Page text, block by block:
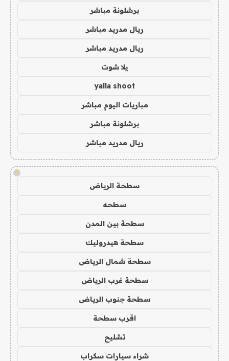
برشلونة مباشر
ريال مدريد مباشر
ريال مدريد مباشر
يلا شوت
yalla shoot
مباريات اليوم مباشر
برشلونة مباشر
ريال مدريد مباشر
!
سطحة الرياض
سطحه
سطحة بين المدن
سطحة هيدروليك
سطحة شمال الرياض
سطحة غرب الرياض
سطحة جنوب الرياض
اقرب سطحة
تشليح
شراء سيارات سكراب